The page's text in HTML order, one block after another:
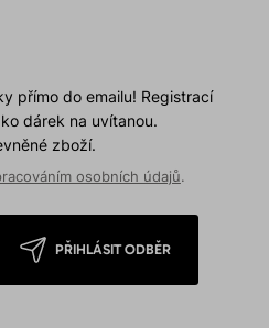
přímo do emailu! Registrací
dárek na uvítanou.
zboží.
osobních údajů.
PŘIHLÁSIT ODBĚR